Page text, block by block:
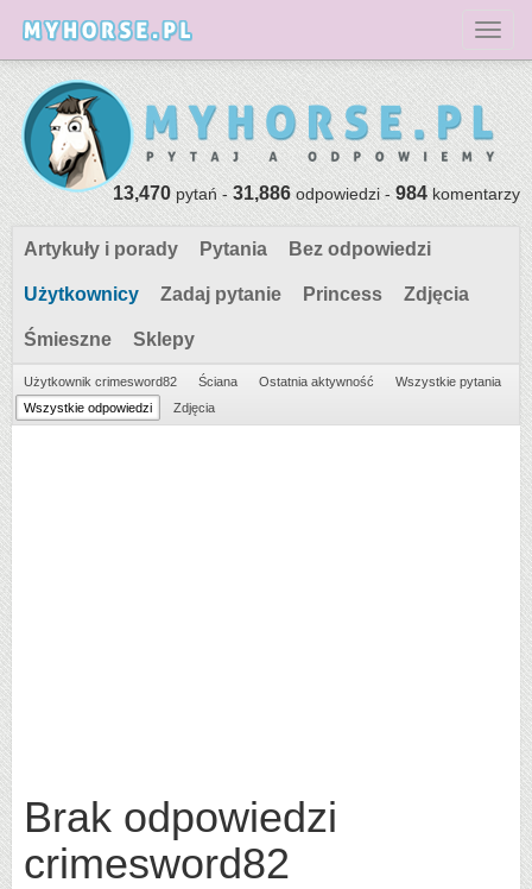
13,470pytań -31,886odpowiedzi -984komentarzy
Artykuły i porady Pytania Bez odpowiedzi
Użytkownicy Zadaj pytanie Princess Zdjęcia
Śmieszne Sklepy
Użytkownik crimesword82 Ściana Ostatnia aktywność
Wszystkie pytania
Wszystkie odpowiedzi
Zdjęcia
Brak odpowiedzi
crimesword82